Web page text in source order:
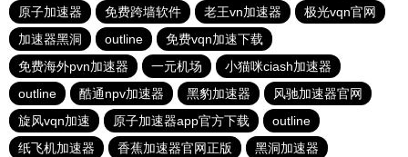
原子加速器
免费跨墙软件 老王vn加速器
极光vqn官网
加速器黑洞
outline
免费vqn加速下载
免费海外pvn加速器
一元机场
小猫咪ciash加速器
outline
酷通npv加速器 黑豹加速器
风驰加速器官网
旋风vqn加速
原子加速器app官方下载
outline
纸飞机加速器
香蕉加速器官网正版
黑洞加速器